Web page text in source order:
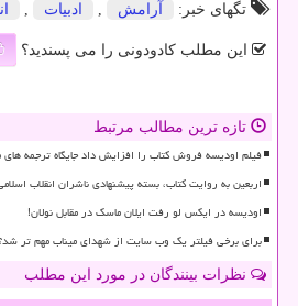
تگهای خبر:
آرامش , ادبیات ,
این مطلب کادودونی را می پسندید؟
تازه ترین مطالب مرتبط
فیلم اودیسه فروش کتاب را افزایش داد جایگاه ترجمه های
اربعین به روایت کتاب، بسته پیشنهادی ناشران انقلاب
اودیسه در ایکس لو رفت ایلان ماسک در مقابل نولان!
برای برخی فیلتر یک وب سایت از شهدای میناب مهم تر
نظرات بینندگان در مورد این مطلب